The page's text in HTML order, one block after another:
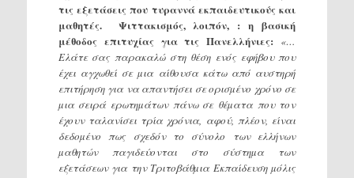
τις εξετάσεις που τυραννά εκπαιδευτικούς και
μαθητές. Ψιττακισμός, λοιπόν, : η βασική
μέθοδος επιτυχίας για τις Πανελλήνιες: «…
Ελάτε σας παρακαλώ στη θέση ενός εφήβου που
έχει αγχωθεί σε µια αίθουσα κάτω από αυστηρή
επιτήρηση για να απαντήσει σε ορισµένο χρόνο σε
µια σειρά ερωτηµάτων πάνω σε θέµατα που τον
έχουν ταλανίσει τρία χρόνια, αφού, πλέον, είναι
δεδοµένο πως σχεδόν το σύνολο των ελλήνων
µαθητών παγιδεύονται στο σύστηµα των
εξετάσεων για την Τριτοβάθµια Εκπαίδευση µόλις